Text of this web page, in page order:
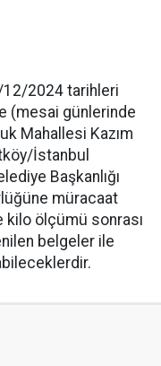
2024 tarihleri
(mesai günlerinde
Mahallesi Kazım
İstanbul
Başkanlığı
müracaat
ölçümü sonrası
belgeler ile